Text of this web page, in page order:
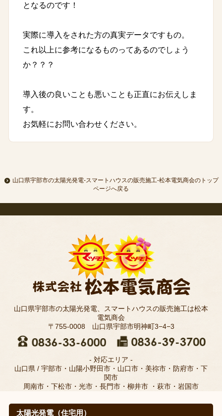
となるのです！
実際に導入をされた方の真実データですもの。
これ以上に参考になるものってあるのでしょう
か？？？
導入後の良いことも悪いことも正直にお伝えしま
す。
お気軽にお問い合わせください。
山口県宇部市の太陽光発電-スマートハウスの販売施工-松本電気商会のトップ
ページへ戻る
山口県宇部市の太陽光発電、スマートハウスの販売施工は松本
電気商会
〒755-0008 山口県宇部市明神町3−4−3
- 対応エリア -
山口県 / 宇部市・山陽小野田市・山口市・美祢市・防府市・下
関市
周南市・下松市・光市・長門市・柳井市 ・萩市・岩国市
太陽光発電（住宅用）